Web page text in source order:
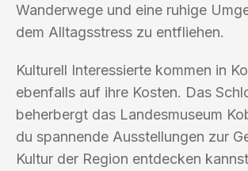
Wanderwege und eine ruhige
dem Alltagsstress zu entfliehen.
Kulturell Interessierte kommen in
ebenfalls auf ihre Kosten. Das
beherbergt das Landesmuseum
du spannende Ausstellungen zur
Kultur der Region entdecken